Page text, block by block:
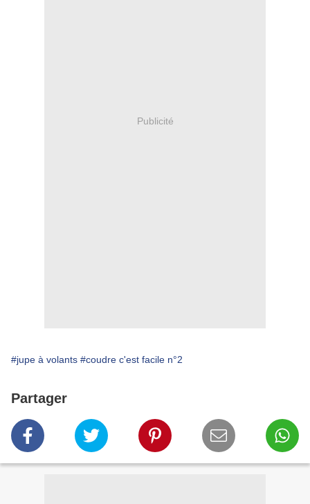
Publicité
#jupe à volants #coudre c'est facile n°2
Partager